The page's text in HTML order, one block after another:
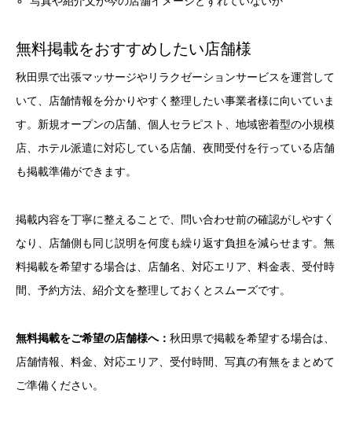
無料掲載をおすすめしたい店舗様
秋田県で出張マッサージやリラクゼーションサービスを運営して
いて、店舗情報を分かりやすく整理したい事業者様に向いていま
す。新規オープンの店舗、個人セラピスト、地域密着型の小規模
店、ホテル派遣に対応している店舗、夜間受付を行っている店舗
も掲載準備ができます。
掲載内容を丁寧に整えることで、問い合わせ前の確認がしやすく
なり、店舗側も同じ説明を何度も繰り返す負担を減らせます。無
料掲載を希望する場合は、店舗名、対応エリア、料金表、受付時
間、予約方法、紹介文を整理しておくとスムーズです。
無料掲載をご希望の店舗様へ： 秋田県で掲載を希望する場合は、
店舗情報、料金、対応エリア、受付時間、写真の有無をまとめて
ご準備ください。